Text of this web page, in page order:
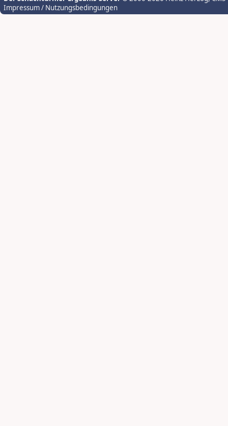
Impressum / Nutzungsbedingungen